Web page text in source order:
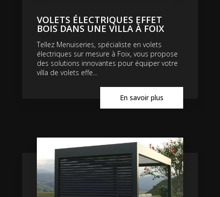
VOLETS ÉLECTRIQUES EFFET
BOIS DANS UNE VILLA À FOIX
Tellez Menuiseries, spécialiste en volets
électriques sur mesure à Foix, vous propose
des solutions innovantes pour équiper votre
villa de volets effe...
En savoir plus